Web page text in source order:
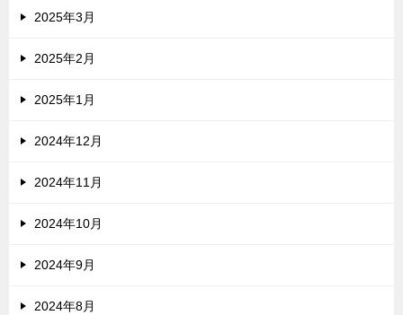
2025年3月
2025年2月
2025年1月
2024年12月
2024年11月
2024年10月
2024年9月
2024年8月